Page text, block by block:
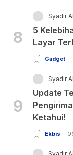
8
Syadir
5
Layar
Gadget
9
Syadir
Update
Ketahui!
Ekbis